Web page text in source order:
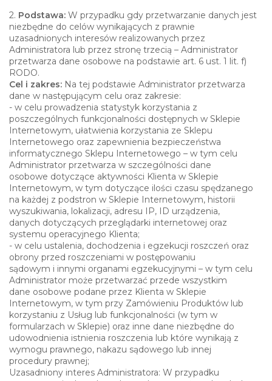
2. Podstawa: W przypadku gdy przetwarzanie danych jest
niezbędne do celów wynikających z prawnie
uzasadnionych interesów realizowanych przez
Administratora lub przez stronę trzecią – Administrator
przetwarza dane osobowe na podstawie art. 6 ust. 1 lit. f)
RODO.
Cel i zakres: Na tej podstawie Administrator przetwarza
dane w następującym celu oraz zakresie:
- w celu prowadzenia statystyk korzystania z
poszczególnych funkcjonalności dostępnych w Sklepie
Internetowym, ułatwienia korzystania ze Sklepu
Internetowego oraz zapewnienia bezpieczeństwa
informatycznego Sklepu Internetowego – w tym celu
Administrator przetwarza w szczególności dane
osobowe dotyczące aktywności Klienta w Sklepie
Internetowym, w tym dotyczące ilości czasu spędzanego
na każdej z podstron w Sklepie Internetowym, historii
wyszukiwania, lokalizacji, adresu IP, ID urządzenia,
danych dotyczących przeglądarki internetowej oraz
systemu operacyjnego Klienta;
- w celu ustalenia, dochodzenia i egzekucji roszczeń oraz
obrony przed roszczeniami w postępowaniu
sądowym i innymi organami egzekucyjnymi – w tym celu
Administrator może przetwarzać przede wszystkim
dane osobowe podane przez Klienta w Sklepie
Internetowym, w tym przy Zamówieniu Produktów lub
korzystaniu z Usług lub funkcjonalności (w tym w
formularzach w Sklepie) oraz inne dane niezbędne do
udowodnienia istnienia roszczenia lub które wynikają z
wymogu prawnego, nakazu sądowego lub innej
procedury prawnej;
Uzasadniony interes Administratora: W przypadku